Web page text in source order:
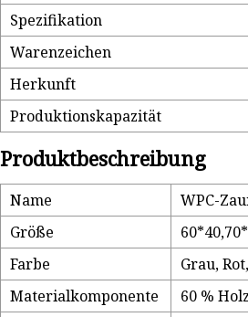
Spezifikation
Warenzeichen
Herkunft
Produktionskapazität
Produktbeschreibung
Name
WPC-
Größe
Farbe
Grau,
Materialkomponente
60 %